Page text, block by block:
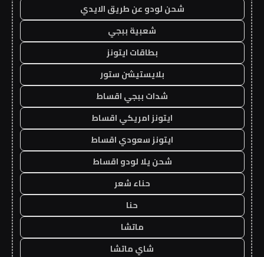
شحن لودو عن طريق الايدي
شعبية ببجي
بطاقات ايتونز
بلايستيشن ستور
شدات ببجي اقساط
ايتونز امريكي اقساط
ايتونز سعودي اقساط
شحن يلا لودو اقساط
حناء شعر
حنا
ماتشا
شاي ماتشا